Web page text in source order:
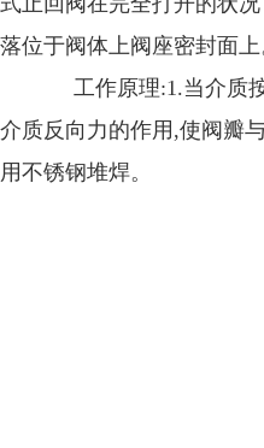
落位于阀体上阀座密封面上
工作原理:1.当介质
介质反向力的作用,使阀瓣
用不锈钢堆焊。